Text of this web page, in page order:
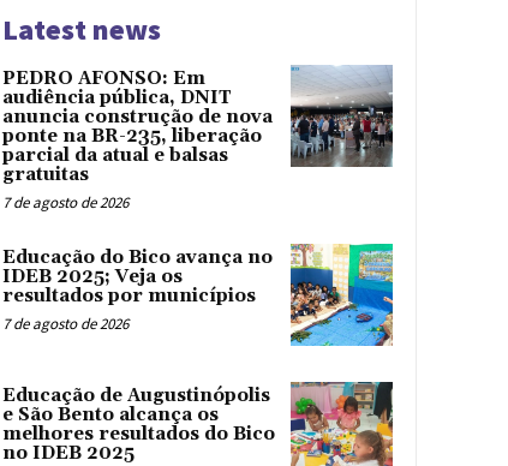
Latest news
PEDRO AFONSO: Em
audiência pública, DNIT
anuncia construção de nova
ponte na BR-235, liberação
parcial da atual e balsas
gratuitas
7 de agosto de 2026
Educação do Bico avança no
IDEB 2025; Veja os
resultados por municípios
7 de agosto de 2026
Educação de Augustinópolis
e São Bento alcança os
melhores resultados do Bico
no IDEB 2025